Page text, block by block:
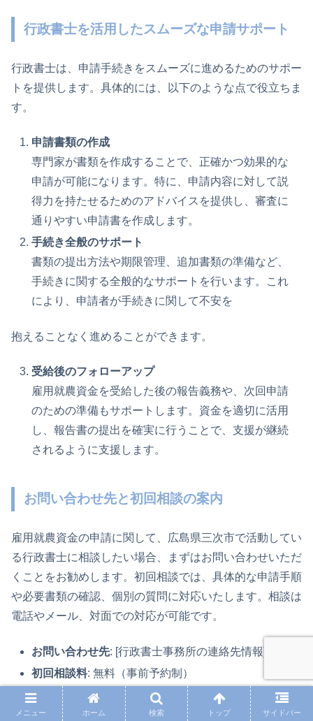
行政書士を活用したスムーズな申請サポート
行政書士は、申請手続きをスムーズに進めるためのサポー
トを提供します。具体的には、以下のような点で役立ちま
す。
申請書類の作成
専門家が書類を作成することで、正確かつ効果的な
申請が可能になります。特に、申請内容に対して説
得力を持たせるためのアドバイスを提供し、審査に
通りやすい申請書を作成します。
手続き全般のサポート
書類の提出方法や期限管理、追加書類の準備など、
手続きに関する全般的なサポートを行います。これ
により、申請者が手続きに関して不安を
抱えることなく進めることができます。
受給後のフォローアップ
雇用就農資金を受給した後の報告義務や、次回申請
のための準備もサポートします。資金を適切に活用
し、報告書の提出を確実に行うことで、支援が継続
されるように支援します。
お問い合わせ先と初回相談の案内
雇用就農資金の申請に関して、広島県三次市で活動してい
る行政書士に相談したい場合、まずはお問い合わせいただ
くことをお勧めします。初回相談では、具体的な申請手順
や必要書類の確認、個別の質問に対応いたします。相談は
電話やメール、対面での対応が可能です。
お問い合わせ先: [行政書士事務所の連絡先情報]
初回相談料: 無料（事前予約制）
対応地域
: 広島県三次市および周辺地域
メニュー ホーム 検索 トップ サイドバー